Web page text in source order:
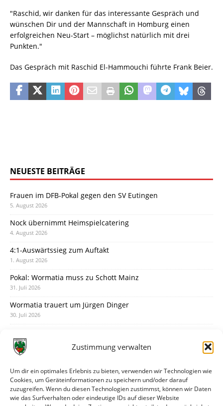
Zustimmung verwalten
Um dir ein optimales Erlebnis zu bieten, verwenden wir Technologien wie
Cookies, um Geräteinformationen zu speichern und/oder darauf
zuzugreifen. Wenn du diesen Technologien zustimmst, können wir Daten
wie das Surfverhalten oder eindeutige IDs auf dieser Website
"Raschid, wir danken für das interessante Gespräch und
wünschen Dir und der Mannschaft in Homburg einen
erfolgreichen Neu-Start – möglichst natürlich mit drei
Punkten."
Das Gespräch mit Raschid El-Hammouchi führte Frank Beier.
NEUESTE BEITRÄGE
Frauen im DFB-Pokal gegen den SV Eutingen
5. August 2026
Nock übernimmt Heimspielcatering
4. August 2026
4:1-Auswärtssieg zum Auftakt
1. August 2026
Pokal: Wormatia muss zu Schott Mainz
31. Juli 2026
Wormatia trauert um Jürgen Dinger
30. Juli 2026
28. Juli 2026
28. Juli 2026
Neue Podcast-Folge: So tickt Björn!
27. Juli 2026